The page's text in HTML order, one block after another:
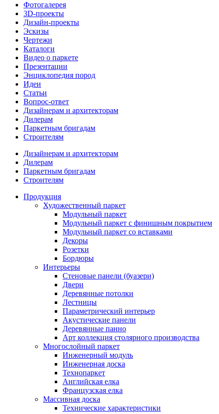
Фотогалерея
3D-проекты
Дизайн-проекты
Эскизы
Чертежи
Каталоги
Видео о паркете
Презентации
Энциклопедия пород
Идеи
Статьи
Вопрос-ответ
Дизайнерам и архитекторам
Дилерам
Паркетным бригадам
Строителям
Дизайнерам и архитекторам
Дилерам
Паркетным бригадам
Строителям
Продукция
Художественный паркет
Модульный паркет
Модульный паркет с финишным покрытием
Модульный паркет со вставками
Декоры
Розетки
Бордюры
Интерьеры
Стеновые панели (буазери)
Двери
Деревянные потолки
Лестницы
Параметрический интерьер
Акустические панели
Деревянные панно
Арт коллекция столярного производства
Многослойный паркет
Инженерный модуль
Инженерная доска
Технопаркет
Английская елка
Французская елка
Массивная доска
Технические характеристики